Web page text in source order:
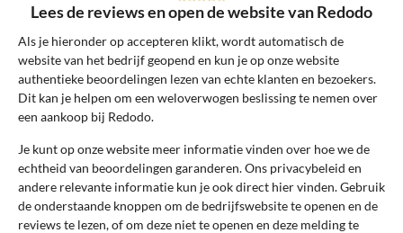
E-mail*
Bestelnummer
Review Titel *
Sterrenbeoordeling *
Lees de reviews en open de website van Redodo
Als je hieronder op accepteren klikt, wordt automatisch de
website van het bedrijf geopend en kun je op onze website
authentieke beoordelingen lezen van echte klanten en bezoekers.
Dit kan je helpen om een weloverwogen beslissing te nemen over
een aankoop bij Redodo.
Je kunt op onze website meer informatie vinden over hoe we de
echtheid van beoordelingen garanderen. Ons privacybeleid en
andere relevante informatie kun je ook direct hier vinden. Gebruik
de onderstaande knoppen om de bedrijfswebsite te openen en de
reviews te lezen, of om deze niet te openen en deze melding te